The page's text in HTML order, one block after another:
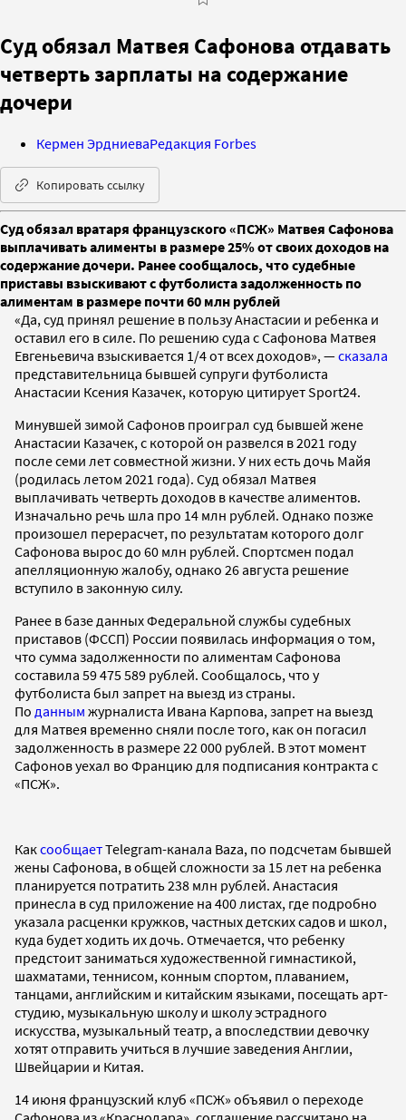
Суд обязал Матвея Сафонова отдавать
четверть зарплаты на содержание
дочери
Кермен ЭрдниеваРедакция Forbes
Копировать ссылку
Суд обязал вратаря французского «ПСЖ» Матвея Сафонова
выплачивать алименты в размере 25% от своих доходов на
содержание дочери. Ранее сообщалось, что судебные
приставы взыскивают с футболиста задолженность по
алиментам в размере почти 60 млн рублей
«Да, суд принял решение в пользу Анастасии и ребенка и
оставил его в силе. По решению суда с Сафонова Матвея
Евгеньевича взыскивается 1/4 от всех доходов», —сказала
представительница бывшей супруги футболиста
Анастасии Ксения Казачек, которую цитирует Sport24.
Минувшей зимой Сафонов проиграл суд бывшей жене
Анастасии Казачек, с которой он развелся в 2021 году
после семи лет совместной жизни. У них есть дочь Майя
(родилась летом 2021 года). Суд обязал Матвея
выплачивать четверть доходов в качестве алиментов.
Изначально речь шла про 14 млн рублей. Однако позже
произошел перерасчет, по результатам которого долг
Сафонова вырос до 60 млн рублей. Спортсмен подал
апелляционную жалобу, однако 26 августа решение
вступило в законную силу.
Ранее в базе данных Федеральной службы судебных
приставов (ФССП) России появилась информация о том,
что сумма задолженности по алиментам Сафонова
составила 59 475 589 рублей. Сообщалось, что у
футболиста был запрет на выезд из страны.
По данным журналиста Ивана Карпова, запрет на выезд
для Матвея временно сняли после того, как он погасил
задолженность в размере 22 000 рублей. В этот момент
Сафонов уехал во Францию для подписания контракта с
«ПСЖ».
КаксообщаетTelegram-канала Baza, по подсчетам бывшей
жены Сафонова, в общей сложности за 15 лет на ребенка
планируется потратить 238 млн рублей. Анастасия
принесла в суд приложение на 400 листах, где подробно
указала расценки кружков, частных детских садов и школ,
куда будет ходить их дочь. Отмечается, что ребенку
предстоит заниматься художественной гимнастикой,
шахматами, теннисом, конным спортом, плаванием,
танцами, английским и китайским языками, посещать арт-
студию, музыкальную школу и школу эстрадного
искусства, музыкальный театр, а впоследствии девочку
хотят отправить учиться в лучшие заведения Англии,
Швейцарии и Китая.
14 июня французский клуб «ПСЖ» объявил о переходе